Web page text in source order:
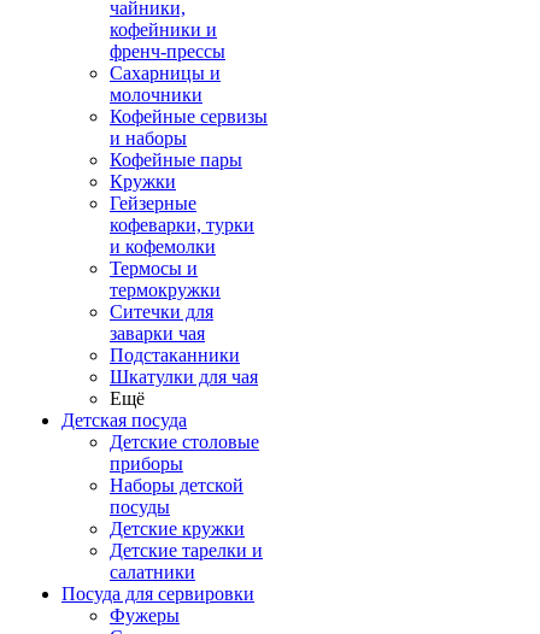
чайники,
кофейники и
френч-прессы
Сахарницы и
молочники
Кофейные сервизы
и наборы
Кофейные пары
Кружки
Гейзерные
кофеварки, турки
и кофемолки
Термосы и
термокружки
Ситечки для
заварки чая
Подстаканники
Шкатулки для чая
Ещё
Детская посуда
Детские столовые
приборы
Наборы детской
посуды
Детские кружки
Детские тарелки и
салатники
Посуда для сервировки
Фужеры